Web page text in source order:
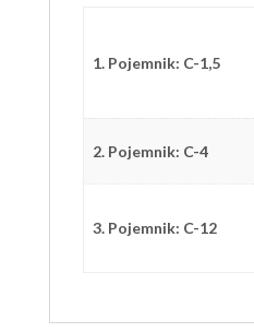
1. Pojemnik: C-1,5
2. Pojemnik: C-4
3. Pojemnik: C-12